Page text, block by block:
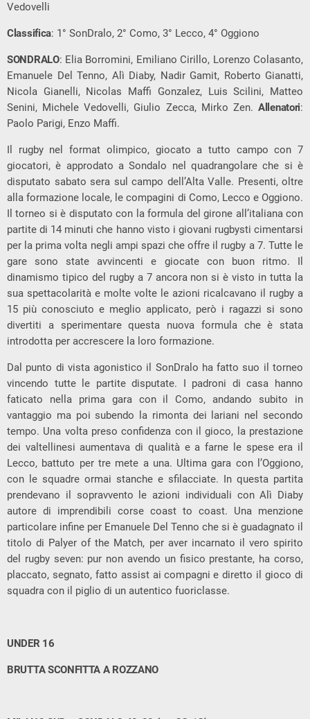
Vedovelli
Classifica: 1° SonDralo, 2° Como, 3° Lecco, 4° Oggiono
SONDRALO: Elia Borromini, Emiliano Cirillo, Lorenzo Colasanto,
Emanuele Del Tenno, Alì Diaby, Nadir Gamit, Roberto Gianatti,
Nicola Gianelli, Nicolas Maffi Gonzalez, Luis Scilini, Matteo
Senini, Michele Vedovelli, Giulio Zecca, Mirko Zen. Allenatori:
Paolo Parigi, Enzo Maffi.
Il rugby nel format olimpico, giocato a tutto campo con 7
giocatori, è approdato a Sondalo nel quadrangolare che si è
disputato sabato sera sul campo dell’Alta Valle. Presenti, oltre
alla formazione locale, le compagini di Como, Lecco e Oggiono.
Il torneo si è disputato con la formula del girone all’italiana con
partite di 14 minuti che hanno visto i giovani rugbysti cimentarsi
per la prima volta negli ampi spazi che offre il rugby a 7. Tutte le
gare sono state avvincenti e giocate con buon ritmo. Il
dinamismo tipico del rugby a 7 ancora non si è visto in tutta la
sua spettacolarità e molte volte le azioni ricalcavano il rugby a
15 più conosciuto e meglio applicato, però i ragazzi si sono
divertiti a sperimentare questa nuova formula che è stata
introdotta per accrescere la loro formazione.
Dal punto di vista agonistico il SonDralo ha fatto suo il torneo
vincendo tutte le partite disputate. I padroni di casa hanno
faticato nella prima gara con il Como, andando subito in
vantaggio ma poi subendo la rimonta dei lariani nel secondo
tempo. Una volta preso confidenza con il gioco, la prestazione
dei valtellinesi aumentava di qualità e a farne le spese era il
Lecco, battuto per tre mete a una. Ultima gara con l’Oggiono,
con le squadre ormai stanche e sfilacciate. In questa partita
prendevano il sopravvento le azioni individuali con Alì Diaby
autore di imprendibili corse coast to coast. Una menzione
particolare infine per Emanuele Del Tenno che si è guadagnato il
titolo di Palyer of the Match, per aver incarnato il vero spirito
del rugby seven: pur non avendo un fisico prestante, ha corso,
placcato, segnato, fatto assist ai compagni e diretto il gioco di
squadra con il piglio di un autentico fuoriclasse.
UNDER 16
BRUTTA SCONFITTA A ROZZANO